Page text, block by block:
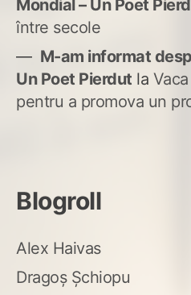
Mondial – Un Poet
între secole
M-am informat
Un Poet Pierdut la
pentru a promova un
Blogroll
Alex Haivas
Dragoș Șchiopu